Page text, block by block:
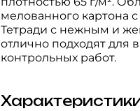
мелованного картона
Тетради с нежным и
отлично подходят
контрольных работ.